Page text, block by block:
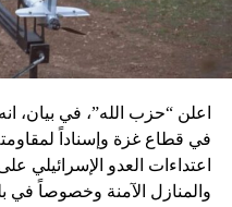
اعلن “حزب الله”، في بيان،
في قطاع غزة وإسناداً
اعتداءات العدو الإسرائيلي
والمنازل الآمنة وخصوصاً في